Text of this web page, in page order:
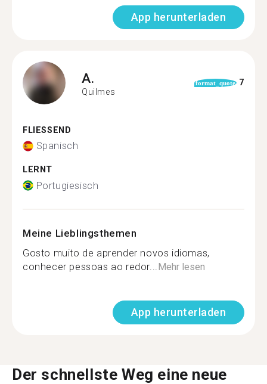
App herunterladen
A.
Quilmes
format_quote 7
FLIESSEND
Spanisch
LERNT
Portugiesisch
Meine Lieblingsthemen
Gosto muito de aprender novos idiomas,
conhecer pessoas ao redor... Mehr lesen
App herunterladen
Der schnellste Weg eine neue